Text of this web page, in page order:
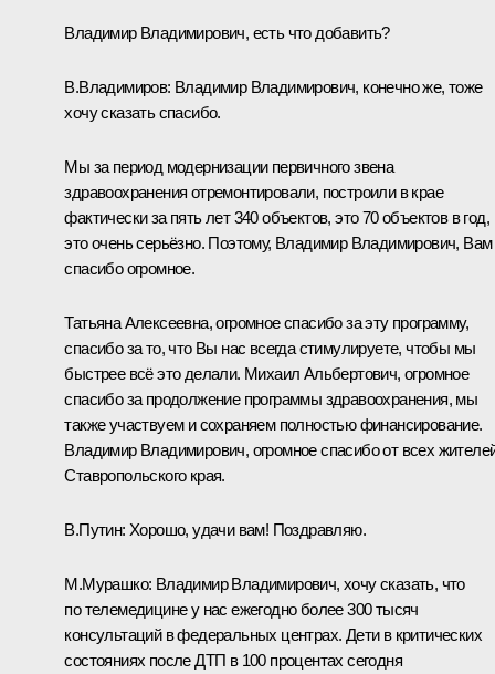
Владимир Владимирович, есть что добавить?
В.Владимиров: Владимир Владимирович, конечно же, тоже
хочу сказать спасибо.
Мы за период модернизации первичного звена
здравоохранения отремонтировали, построили в крае
фактически за пять лет 340 объектов, это 70 объектов в год,
это очень серьёзно. Поэтому, Владимир Владимирович, Вам
спасибо огромное.
Татьяна Алексеевна, огромное спасибо за эту программу,
спасибо за то, что Вы нас всегда стимулируете, чтобы мы
быстрее всё это делали. Михаил Альбертович, огромное
спасибо за продолжение программы здравоохранения, мы
также участвуем и сохраняем полностью финансирование.
Владимир Владимирович, огромное спасибо от всех
Ставропольского края.
В.Путин: Хорошо, удачи вам! Поздравляю.
М.Мурашко: Владимир Владимирович, хочу сказать, что
по телемедицине у нас ежегодно более 300 тысяч
консультаций в федеральных центрах. Дети в критических
состояниях после ДТП в 100 процентах сегодня